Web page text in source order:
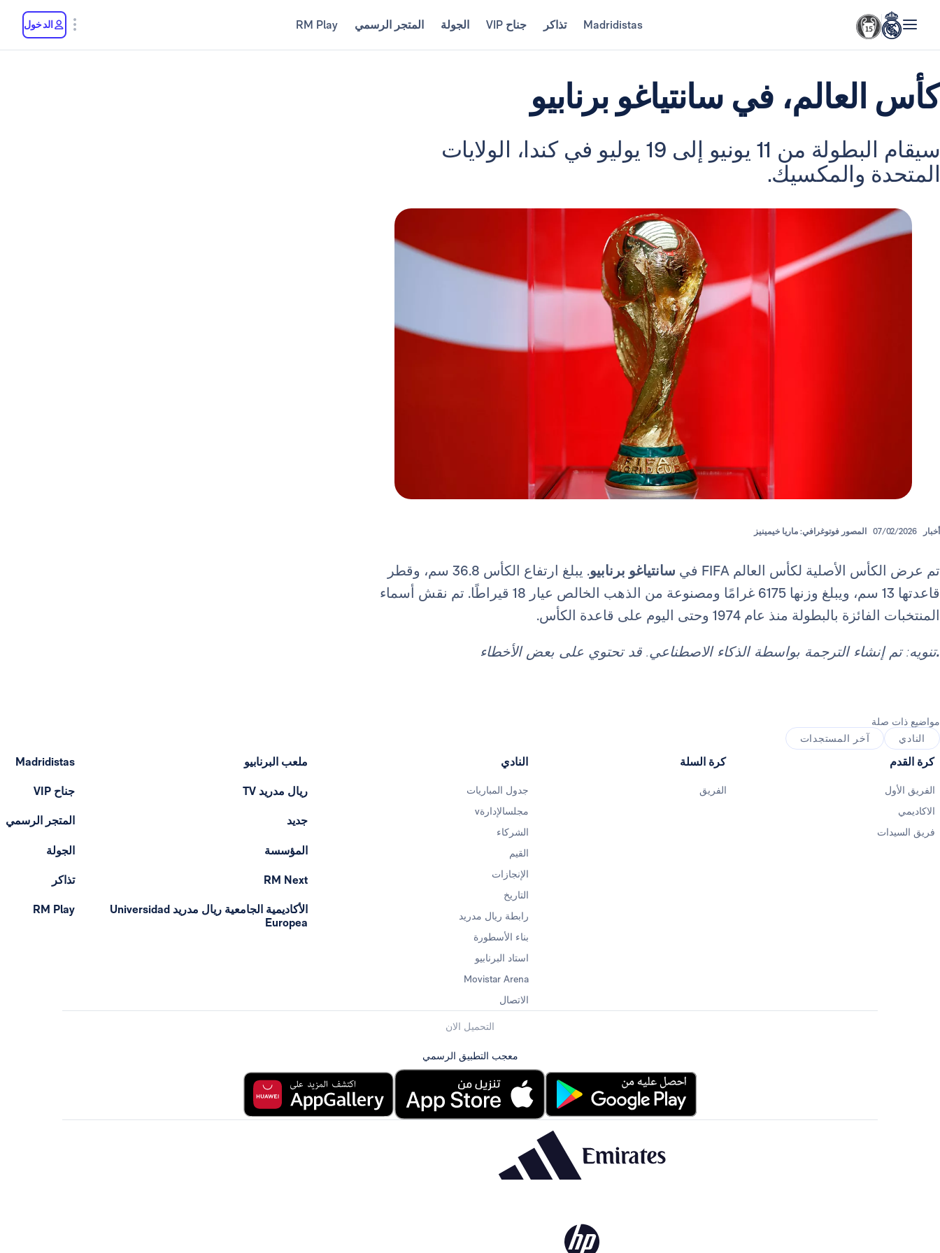
Madridistas تذاكر جناح VIP الجولة المتجر الرسمي RM Play الدخول
كأس العالم، في سانتياغو برنابيو
سيقام البطولة من 11 يونيو إلى 19 يوليو في كندا، الولايات
المتحدة والمكسيك.
أخبار 07/02/2026 المصور فوتوغرافي: ماريا خيمينيز
تم عرض الكأس الأصلية لكأس العالم FIFA في سانتياغو برنابيو
. يبلغ ارتفاع الكأس 36.8 سم، وقطر
قاعدتها 13 سم، ويبلغ وزنها 6175 غرامًا ومصنوعة من الذهب الخالص عيار 18 قيراطًا. تم نقش أسماء
المنتخبات الفائزة بالبطولة منذ عام 1974 وحتى اليوم على قاعدة الكأس.
.تنويه: تم إنشاء الترجمة بواسطة الذكاء الاصطناعي. قد تحتوي على بعض الأخطاء
مواضيع ذات صلة
النادي
آخر المستجدات
كرة القدم
الفريق الأول
الاكاديمي
فريق السيدات
كرة السلة
الفريق
النادي
جدول المباريات
مجلسالإدارةv
الشركاء
القيم
الإنجازات
التاريخ
رابطة ريال مدريد
بناء الأسطورة
استاد البرنابيو
Movistar Arena
الاتصال
ملعب البرنابيو
ريال مدريد TV
جديد
المؤسسة
RM Next
الأكاديمية الجامعية ريال مدريد Universidad
Europea
Madridistas
جناح VIP
المتجر الرسمي
الجولة
تذاكر
RM Play
التحميل الان
معجب التطبيق الرسمي